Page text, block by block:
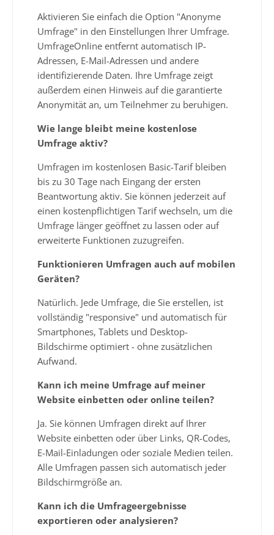
Aktivieren Sie einfach die Option "Anonyme
Umfrage" in den Einstellungen Ihrer Umfrage.
UmfrageOnline entfernt automatisch IP-
Adressen, E-Mail-Adressen und andere
identifizierende Daten. Ihre Umfrage zeigt
außerdem einen Hinweis auf die garantierte
Anonymität an, um Teilnehmer zu beruhigen.
Wie lange bleibt meine kostenlose
Umfrage aktiv?
Umfragen im kostenlosen Basic-Tarif bleiben
bis zu 30 Tage nach Eingang der ersten
Beantwortung aktiv. Sie können jederzeit auf
einen kostenpflichtigen Tarif wechseln, um die
Umfrage länger geöffnet zu lassen oder auf
erweiterte Funktionen zuzugreifen.
Funktionieren Umfragen auch auf mobilen
Geräten?
Natürlich. Jede Umfrage, die Sie erstellen, ist
vollständig "responsive" und automatisch für
Smartphones, Tablets und Desktop-
Bildschirme optimiert - ohne zusätzlichen
Aufwand.
Kann ich meine Umfrage auf meiner
Website einbetten oder online teilen?
Ja. Sie können Umfragen direkt auf Ihrer
Website einbetten oder über Links, QR-Codes,
E-Mail-Einladungen oder soziale Medien teilen.
Alle Umfragen passen sich automatisch jeder
Bildschirmgröße an.
Kann ich die Umfrageergebnisse
exportieren oder analysieren?